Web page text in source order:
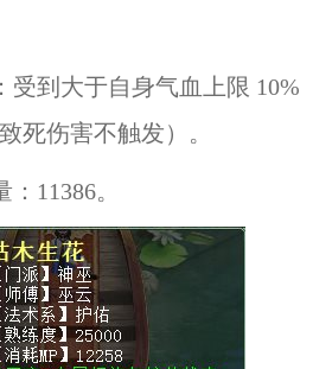
受到大于自身气血上限 10%
死伤害不触发）。
11386。